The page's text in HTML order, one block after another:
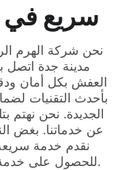
سريع في جدة
نحن شركة الهرم
العفش بكل أمان
بأحدث التقنيات
الجديدة. نحن نهتم
عن خدماتنا. بغض
نقدم خدمة
للحصول على خدمة نقل العفش السريعة والموثوقة في جدة.